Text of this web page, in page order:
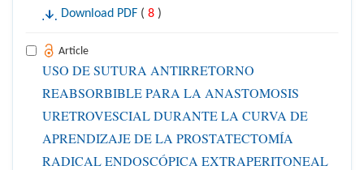
Download PDF ( 8 )
Article
USO DE SUTURA ANTIRRETORNO
REABSORBIBLE PARA LA ANASTOMOSIS
URETROVESCIAL DURANTE LA CURVA DE
APRENDIZAJE DE LA PROSTATECTOMÍA
RADICAL ENDOSCÓPICA EXTRAPERITONEAL